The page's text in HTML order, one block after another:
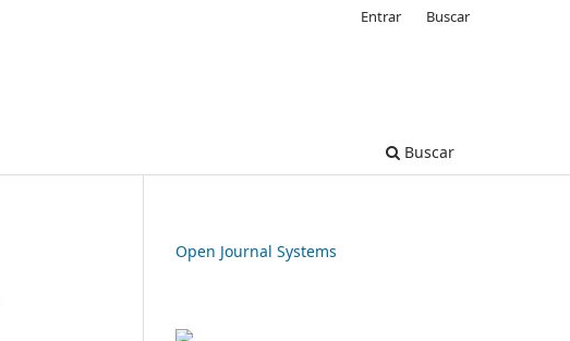
Buscar
Entrar Buscar
Open Journal Systems